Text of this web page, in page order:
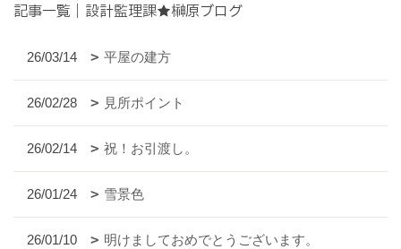
記事一覧｜設計監理課★榊原ブログ
26/03/14 平屋の建方
26/02/28 見所ポイント
26/02/14 祝！お引渡し。
26/01/24 雪景色
26/01/10 明けましておめでとうございます。